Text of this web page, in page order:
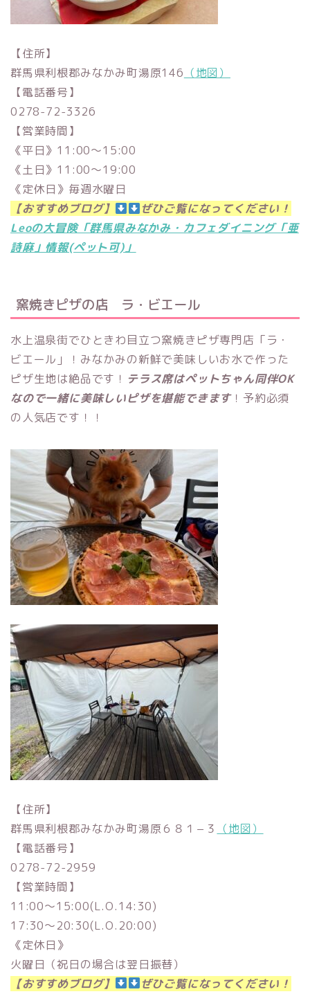
【住所】
群馬県利根郡みなかみ町湯原146 （地図）
【電話番号】
0278-72-3326
【営業時間】
《平日》11:00〜15:00
《土日》11:00〜19:00
《定休日》毎週水曜日
【おすすめブログ】
ぜひご覧になってください！
Leoの大冒険「群馬県みなかみ・カフェダイニング「亜
詩麻」情報(ペット可)」
窯焼きピザの店 ラ・ビエール
水上温泉街でひときわ目立つ窯焼きピザ専門店「ラ・
ビエール」！みなかみの新鮮で美味しいお水で作った
ピザ生地は絶品です！ テラス席はペットちゃん同伴OK
なので一緒に美味しいピザを堪能できます！予約必須
の人気店です！！
【住所】
群馬県利根郡みなかみ町湯原６８１−３
（地図）
【電話番号】
0278-72-2959
【営業時間】
11:00～15:00(L.O.14:30)
17:30～20:30(L.O.20:00)
《定休日》
火曜日（祝日の場合は翌日振替）
【おすすめブログ】
ぜひご覧になってください！